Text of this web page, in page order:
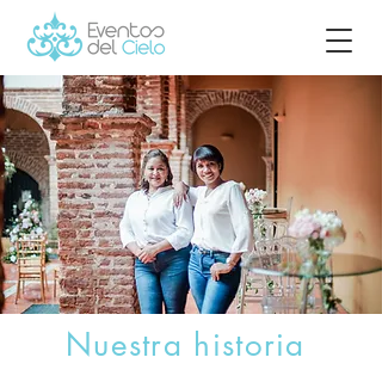
Nuestra historia